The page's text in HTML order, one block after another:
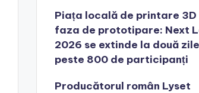
Piața locală de printare 3D
faza de prototipare: Next
2026 se extinde la două
peste 800 de participanți
Producătorul român Lyset